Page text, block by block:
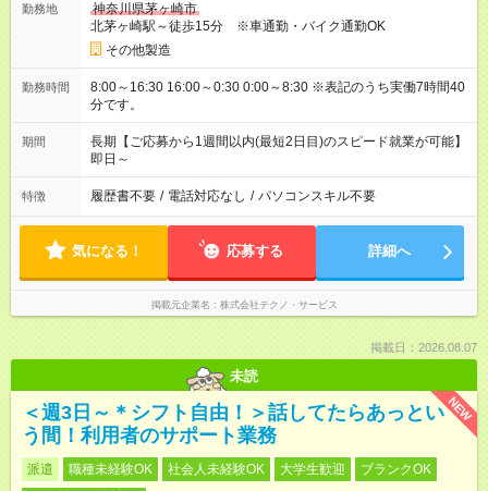
勤務地
神奈川県茅ヶ崎市
北茅ヶ崎駅～徒歩15分 ※車通勤・バイク通勤OK
その他製造
勤務時間
8:00～16:30 16:00～0:30 0:00～8:30 ※表記のうち実働7時間40
分です。
期間
長期【ご応募から1週間以内(最短2日目)のスピード就業が可能】
即日～
特徴 履歴書不要 / 電話対応なし / パソコンスキル不要
気になる！ 応募する 詳細へ
掲載元企業名 株式会社テクノ・サービス
掲載日：2026.08.07
未読
NEW
＜週3日～＊シフト自由！＞話してたらあっとい
う間！利用者のサポート業務
派遣 職種未経験OK 社会人未経験OK 大学生歓迎
ブランクOK